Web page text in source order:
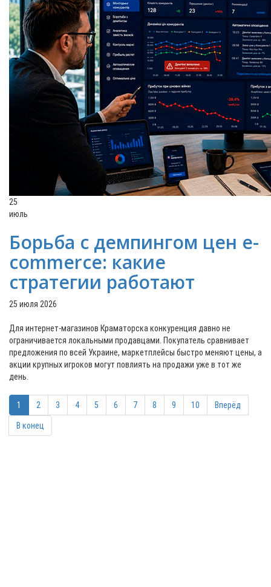
25
июль
Борьба с демпингом цен e-
commerce: какие
стратегии работают
25 июля 2026
Для интернет-магазинов Краматорска конкуренция давно не
ограничивается локальными продавцами. Покупатель сравнивает
предложения по всей Украине, маркетплейсы быстро меняют цены, а
акции крупных игроков могут повлиять на продажи уже в тот же
день.
1 2 3 4 5 6 7 8 9 10 Вперёд
В конец